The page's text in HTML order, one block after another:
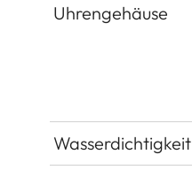
Uhrengehäuse
Wasserdichtigkeit